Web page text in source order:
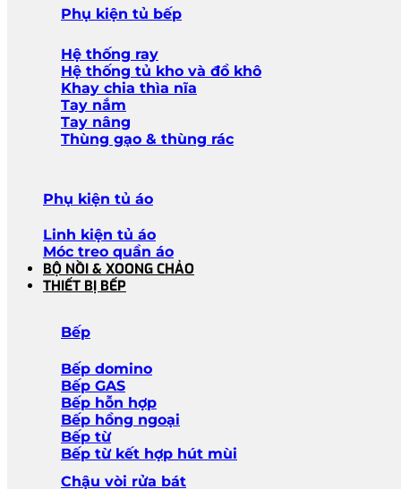
Phụ kiện tủ bếp
Hệ thống ray
Hệ thống tủ kho và đồ khô
Khay chia thìa nĩa
Tay nắm
Tay nâng
Thùng gạo & thùng rác
Phụ kiện tủ áo
Linh kiện tủ áo
Móc treo quần áo
BỘ NỒI & XOONG CHẢO
THIẾT BỊ BẾP
Bếp
Bếp domino
Bếp GAS
Bếp hỗn hợp
Bếp hồng ngoại
Bếp từ
Bếp từ kết hợp hút mùi
Chậu vòi rửa bát